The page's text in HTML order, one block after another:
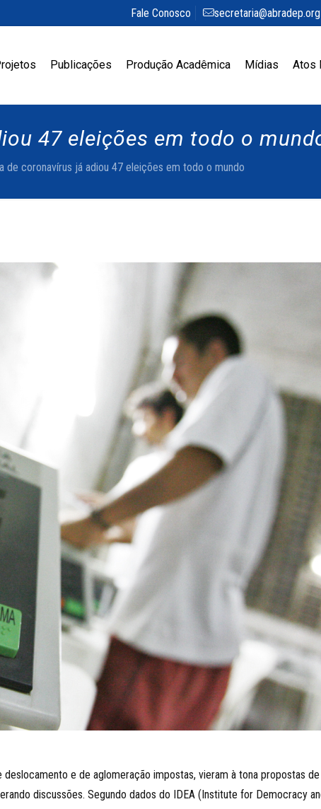
Fale Conosco secretaria@abradep.org
Publicações Produção Acadêmica Mídias Atos
47 eleições em todo o
de coronavírus já adiou 47 eleições em todo o mundo
e de aglomeração impostas, vieram à tona propostas
discussões. Segundo dados do IDEA (Institute for Democracy